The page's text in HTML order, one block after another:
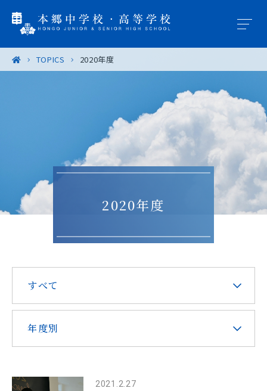
学園概要
入試案内
進路・進学
在校生・保護者の皆様へ
本校での勤務を希望される方へ
TOPICS 2020年度
2020年度
すべて
年度別
2021.2.27